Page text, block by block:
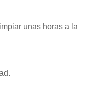
unas horas a la